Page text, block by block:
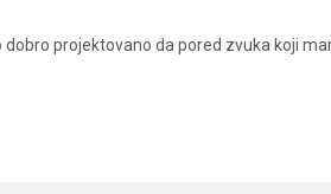
projektovano da pored zvuka koji